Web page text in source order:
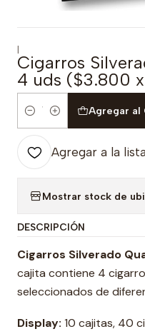
|
Cigarros
4 uds ($3.800
Cantidad
Agregar al
Agregar a la
Mostrar stock de
DESCRIPCIÓN
Cigarros Silverado
cajita contiene 4
seleccionados de
Display: 10 cajitas, 40